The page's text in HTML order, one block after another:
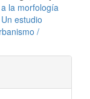
la morfología
estudio
/